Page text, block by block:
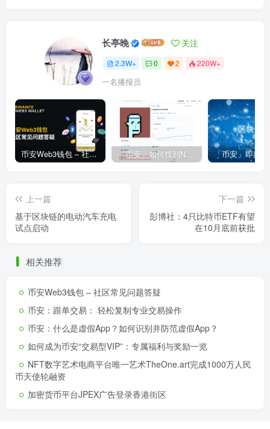
长亭晚 关注
2.3W+ 0 2 220W+
一名播报员
币安Web3钱包 – 社区常见问题答疑 「币安」如何找到NFT合约地址？
上一篇
基于区块链的电动汽车充电
试点启动
下一篇
彭博社：4只比特币ETF有望
在10月底前获批
相关推荐
币安Web3钱包 – 社区常见问题答疑
币安：跟单交易： 轻松复制专业交易操作
币安：什么是虚假App？如何识别并防范虚假App？
如何成为币安“交易型VIP”：专属福利与奖励一览
NFT数字艺术电商平台唯一艺术TheOne.art完成1000万人民
币天使轮融资
加密货币平台JPEX广告登录香港街区